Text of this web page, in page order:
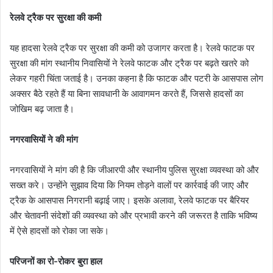
रेलवे ट्रैक पर सुरक्षा की कमी
यह हादसा रेलवे ट्रैक पर सुरक्षा की कमी को उजागर करता है। रेलवे फाटक पर
सुरक्षा की मांग स्थानीय निवासियों ने रेलवे फाटक और ट्रैक पर बढ़ते खतरे को
लेकर गहरी चिंता जताई है। उनका कहना है कि फाटक और पटरी के आसपास लोग
अक्सर बैठे रहते हैं या बिना सावधानी के आवागमन करते हैं, जिससे हादसों का
जोखिम बढ़ जाता है।
नगरवासियों ने की मांग
नगरवासियों ने मांग की है कि जीआरपी और स्थानीय पुलिस सुरक्षा व्यवस्था को और
सख्त करे। उन्होंने सुझाव दिया कि नियम तोड़ने वालों पर कार्रवाई की जाए और
ट्रैक के आसपास निगरानी बढ़ाई जाए। इसके अलावा, रेलवे फाटक पर बैरियर
और चेतावनी संदेशों की व्यवस्था को और प्रभावी करने की जरूरत है ताकि भविष्य
में ऐसे हादसों को रोका जा सके।
परिजनों का रो-रोकर बुरा हाल